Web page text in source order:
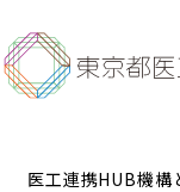
医工連携HUB機構